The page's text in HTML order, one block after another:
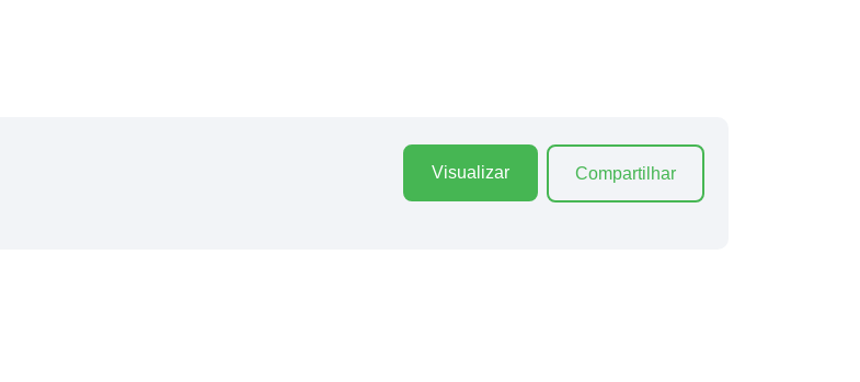
Visualizar Compartilhar